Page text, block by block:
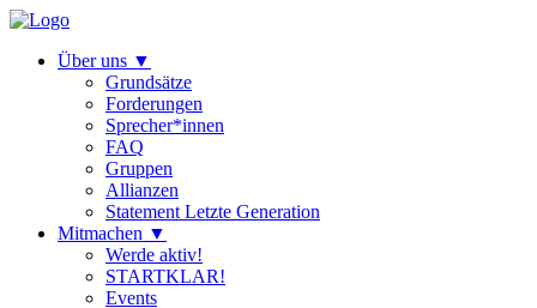
Über uns ▼
Grundsätze
Forderungen
Sprecher*innen
FAQ
Gruppen
Allianzen
Statement Letzte Generation
Mitmachen ▼
Werde aktiv!
STARTKLAR!
Events